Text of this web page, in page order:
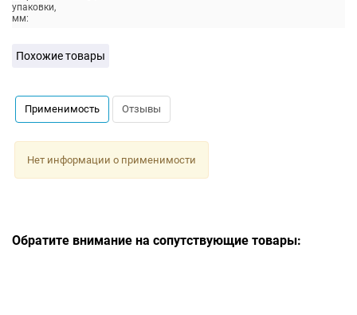
упаковки,
мм:
Похожие товары
Применимость Отзывы
Нет информации о применимости
Обратите внимание на сопутствующие товары: